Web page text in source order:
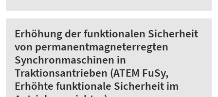
Erhöhung der funktionalen Sicherheit
von permanentmagneterregten
Synchronmaschinen in
Traktionsantrieben (ATEM FuSy,
Erhöhte funktionale Sicherheit im